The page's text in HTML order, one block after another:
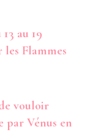
au 19
Flammes
vouloir
par Vénus en